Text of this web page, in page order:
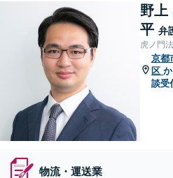
野上
平 弁
虎ノ門
京都
区
談受
物流・運送業